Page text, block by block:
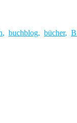
, buchblog, bücher,